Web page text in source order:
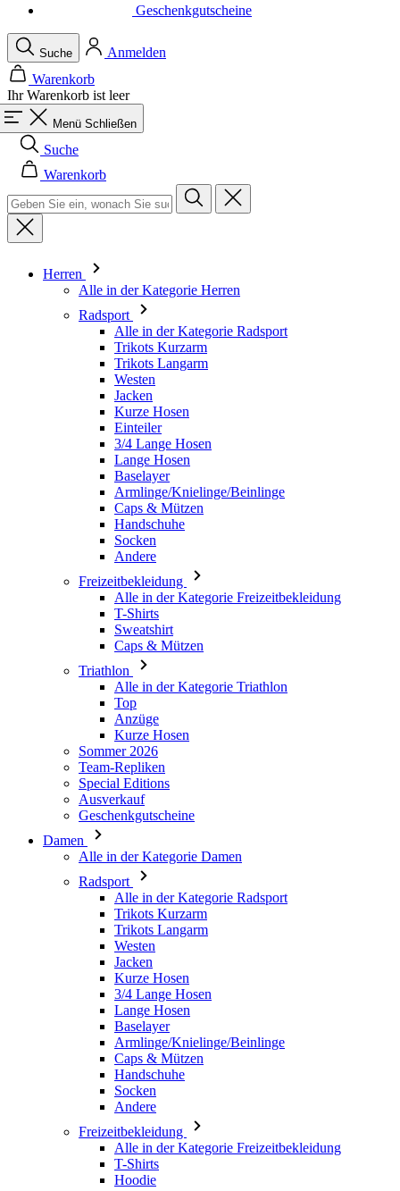
Ihr Warenkorb ist leer
Menü Schließen
Suche
Warenkorb
Herren
Alle in der Kategorie Herren
Trikots Langarm
Westen
Jacken
Kurze Hosen
Einteiler
3/4 Lange Hosen
Lange Hosen
Baselayer
Armlinge/Knielinge/Beinlinge
Caps & Mützen
Handschuhe
Socken
Andere
Freizeitbekleidung
Alle in der Kategorie Freizeitbekleidung
T-Shirts
Sweatshirt
Caps & Mützen
Triathlon
Alle in der Kategorie Triathlon
Top
Anzüge
Kurze Hosen
Sommer 2026
Team-Repliken
Special Editions
Ausverkauf
Geschenkgutscheine
Damen
Alle in der Kategorie Damen
Radsport
Alle in der Kategorie Radsport
Trikots Langarm
Westen
Jacken
Kurze Hosen
3/4 Lange Hosen
Lange Hosen
Baselayer
Armlinge/Knielinge/Beinlinge
Caps & Mützen
Handschuhe
Socken
Andere
Freizeitbekleidung
Alle in der Kategorie Freizeitbekleidung
T-Shirts
Hoodie
Caps & Mützen
Triathlon
Alle in der Kategorie Triathlon
Top